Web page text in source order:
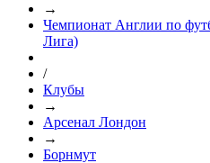
→
Чемпионат Англии по
Лига)
/
Клубы
→
Арсенал Лондон
→
Борнмут